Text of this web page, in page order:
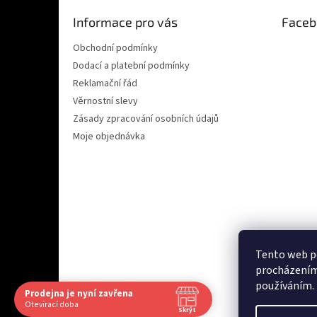
Tento web
používáním.
Informace pro vás
Obchodní podmínky
Dodací a platební podmínky
Reklamační řád
Věrnostní slevy
Zásady zpracování osobních údajů
Moje objednávka
Ověřeno
Prodejna je nyní zavřena
Otevírací doba Skrýt
Navštivte nás osobně